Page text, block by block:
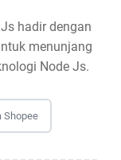
hadir dengan
menunjang
Node Js.
Shopee